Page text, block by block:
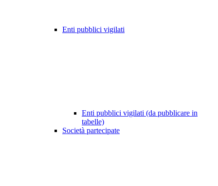
Enti pubblici vigilati
Enti pubblici vigilati (da pubblicare in
tabelle)
Società partecipate